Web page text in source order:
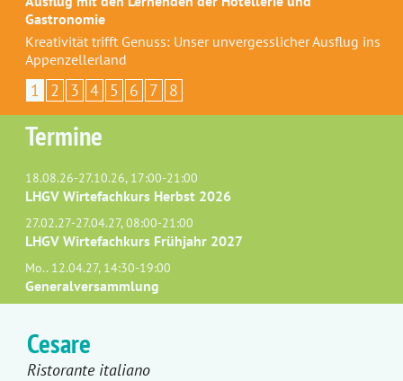
Gastronomie
Kreativität trifft Genuss: Unser unvergesslicher Ausflug ins
Appenzellerland
1 2 3 4 5 6 7 8
Termine
18.08.26-27.10.26, 17:00-21:00
LHGV Wirtefachkurs Herbst 2026
27.02.27-27.04.27, 08:00-21:00
LHGV Wirtefachkurs Frühjahr 2027
Mo.. 12.04.27, 14:30-19:00
Generalversammlung
Cesare
Ristorante italiano